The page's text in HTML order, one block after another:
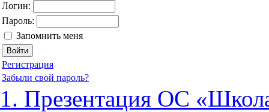
Логин:
Пароль:
Запомнить меня
Регистрация
Забыли свой пароль?
1. Презентация ОС